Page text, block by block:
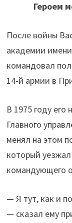
Героем
После войны
академии
командовал
14-й армии в
В 1975 году его
Главного
менял на этом
который
командующего
— Я тут, как и
— сказал ему